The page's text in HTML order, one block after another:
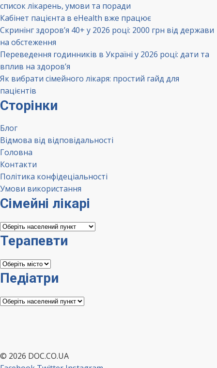
список лікарень, умови та поради
Кабінет пацієнта в eHealth вже працює
Скринінг здоров’я 40+ у 2026 році: 2000 грн від держави
на обстеження
Переведення годинників в Україні у 2026 році: дати та
вплив на здоров’я
Як вибрати сімейного лікаря: простий гайд для
пацієнтів
Сторінки
Блог
Відмова від відповідальності
Головна
Контакти
Політика конфідеціальності
Умови використання
Сімейні лікарі
Сімейні
лікарі
Терапевти
Терапевти
Педіатри
Педіатри
© 2026 DOC.CO.UA